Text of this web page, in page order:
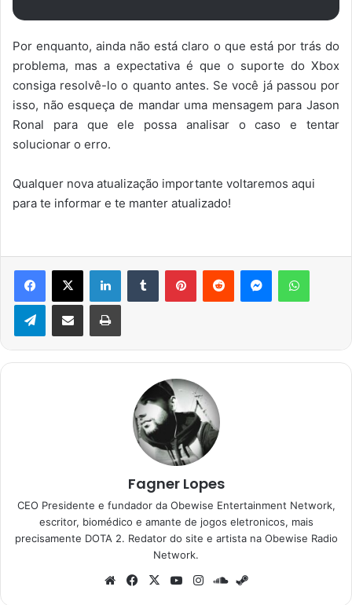
Por enquanto, ainda não está claro o que está por trás do
problema, mas a expectativa é que o suporte do Xbox
consiga resolvê-lo o quanto antes. Se você já passou por
isso, não esqueça de mandar uma mensagem para Jason
Ronal para que ele possa analisar o caso e tentar
solucionar o erro.
Qualquer nova atualização importante voltaremos aqui
para te informar e te manter atualizado!
Facebook
X LinkedinTumblr PinterestReddit Messenger
TelegramCompartilhar via e-mail Imprimir
Fagner Lopes
CEO Presidente e fundador da Obewise Entertainment Network,
escritor, biomédico e amante de jogos eletronicos, mais
precisamente DOTA 2. Redator do site e artista na Obewise Radio
Network.
WebsiteFacebook
X YouTubeInstagramSoundCloud